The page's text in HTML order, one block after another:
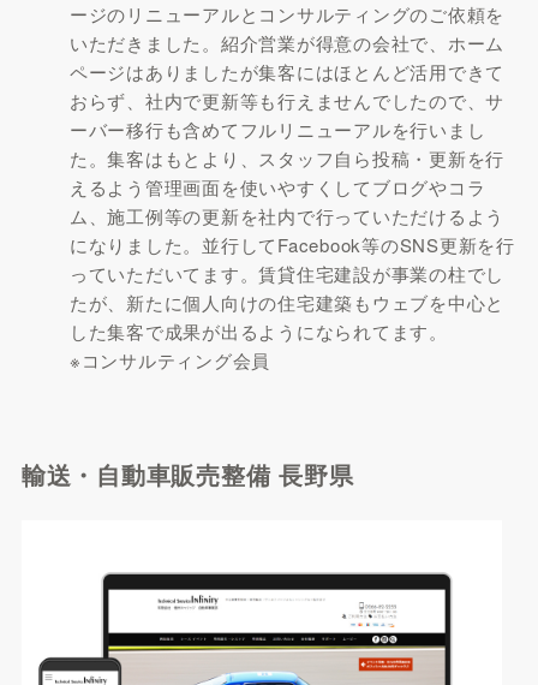
ージのリニューアルとコンサルティングのご依頼を
いただきました。紹介営業が得意の会社で、ホーム
ページはありましたが集客にはほとんど活用できて
おらず、社内で更新等も行えませんでしたので、サ
ーバー移行も含めてフルリニューアルを行いまし
た。集客はもとより、スタッフ自ら投稿・更新を行
えるよう管理画面を使いやすくしてブログやコラ
ム、施工例等の更新を社内で行っていただけるよう
になりました。並行してFacebook等のSNS更新を行
っていただいてます。賃貸住宅建設が事業の柱でし
たが、新たに個人向けの住宅建築もウェブを中心と
した集客で成果が出るようになられてます。
※コンサルティング会員
輸送・自動車販売整備 長野県